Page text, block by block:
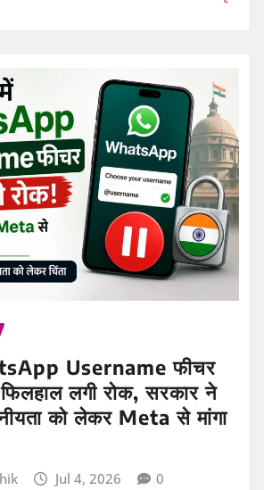
Username फीचर
फिलहाल लगी रोक, सरकार ने
को लेकर Meta से मांगा
Jul 4, 2026 0